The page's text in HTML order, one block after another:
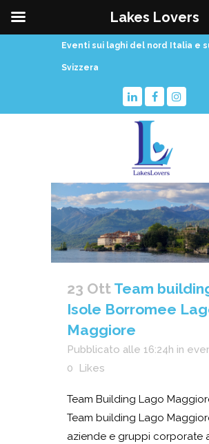
Eventi sui laghi del nord Italia e
Svizzera
23 Ott Team
Isole Borromee
Maggiore
Pubblicato alle 16:24h in
0
Likes
Team Building Lago
Team building Lago
aziende e gruppi corporate
Lakes Lovers